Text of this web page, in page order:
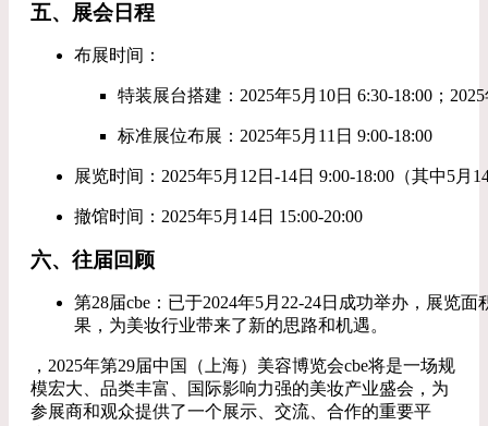
五、展会日程
布展时间：
特装展台搭建：2025年5月10日 6:30-18:00；
标准展位布展：2025年5月11日 9:00-18:00
展览时间：2025年5月12日-14日 9:00-18:00（其中5月
撤馆时间：2025年5月14日 15:00-20:00
六、往届回顾
第28届cbe：已于2024年5月22-24日成功举办，展览
果，为美妆行业带来了新的思路和机遇。
，2025年第29届中国（上海）美容博览会cbe将是一场规
模宏大、品类丰富、国际影响力强的美妆产业盛会，为
参展商和观众提供了一个展示、交流、合作的重要平